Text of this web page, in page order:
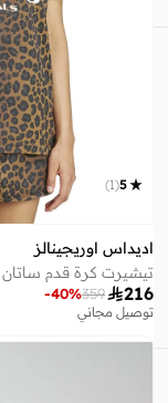
5
(
1
)
اديداس اوريجينالز
تيشيرت كرة قدم ساتان
216
359
-40%
توصيل مجاني